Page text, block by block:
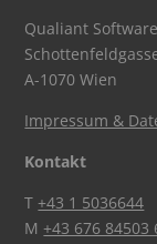
Qualiant
A-1070 Wien
Impressum &
Kontakt
T+43 1 5036644
M+43 676 84503